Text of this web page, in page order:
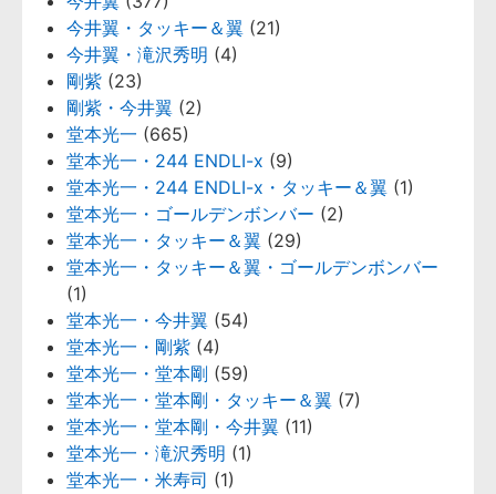
今井翼・タッキー＆翼 (21)
今井翼・滝沢秀明 (4)
剛紫 (23)
剛紫・今井翼 (2)
堂本光一 (665)
堂本光一・244 ENDLI-x (9)
堂本光一・244 ENDLI-x・タッキー＆翼 (1)
堂本光一・ゴールデンボンバー (2)
堂本光一・タッキー＆翼 (29)
堂本光一・タッキー＆翼・ゴールデンボンバー
(1)
堂本光一・今井翼 (54)
堂本光一・剛紫 (4)
堂本光一・堂本剛 (59)
堂本光一・堂本剛・タッキー＆翼 (7)
堂本光一・堂本剛・今井翼 (11)
堂本光一・滝沢秀明 (1)
堂本光一・米寿司 (1)